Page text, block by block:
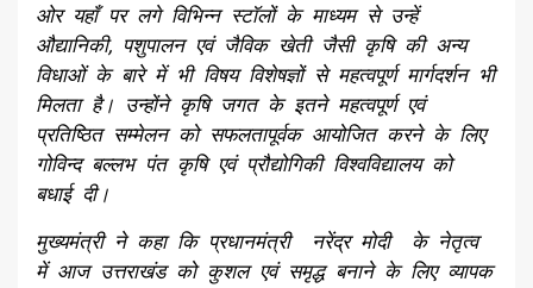
ओर यहाँ पर लगे विभिन्न स्टॉलों के माध्यम से उन्हें
औद्यानिकी, पशुपालन एवं जैविक खेती जैसी कृषि की अन्य
विधाओं के बारे में भी विषय विशेषज्ञों से महत्वपूर्ण मार्गदर्शन भी
मिलता है। उन्होंने कृषि जगत के इतने महत्वपूर्ण एवं
प्रतिष्ठित सम्मेलन को सफलतापूर्वक आयोजित करने के लिए
गोविन्द बल्लभ पंत कृषि एवं प्रौद्योगिकी विश्वविद्यालय को
बधाई दी।
मुख्यमंत्री ने कहा कि प्रधानमंत्री नरेंद्र मोदी के नेतृत्व
में आज उत्तराखंड को कुशल एवं समृद्ध बनाने के लिए व्यापक